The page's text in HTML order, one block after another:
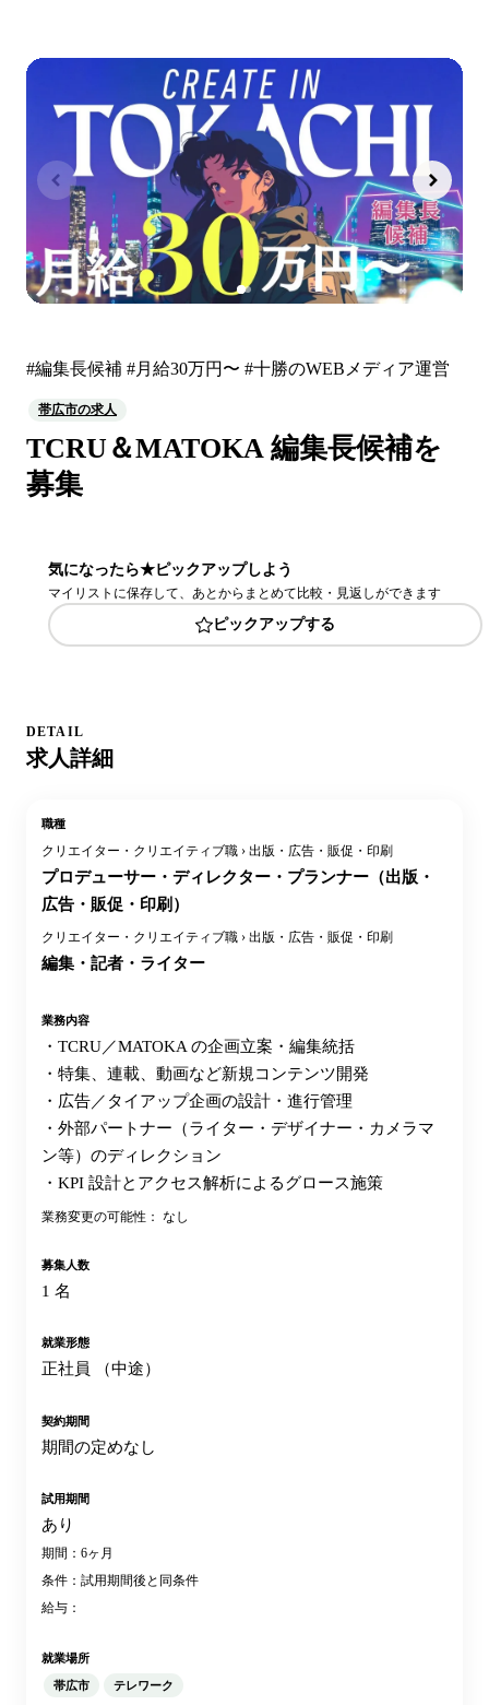
#編集長候補 #月給30万円〜 #十勝のWEBメディア運営
帯広市の求人
TCRU＆MATOKA 編集長候補を
募集
気になったら★ピックアップしよう
マイリストに保存して、あとからまとめて比較・見返しができます
ピックアップする
DETAIL
求人詳細
職種
クリエイター・クリエイティブ職 › 出版・広告・販促・印刷
プロデューサー・ディレクター・プランナー（出版・
広告・販促・印刷）
クリエイター・クリエイティブ職 › 出版・広告・販促・印刷
編集・記者・ライター
業務内容
・TCRU／MATOKA の企画立案・編集統括
・特集、連載、動画など新規コンテンツ開発
・広告／タイアップ企画の設計・進行管理
・外部パートナー（ライター・デザイナー・カメラマ
ン等）のディレクション
・KPI 設計とアクセス解析によるグロース施策
業務変更の可能性： なし
募集人数
1 名
就業形態
正社員 （中途）
契約期間
期間の定めなし
試用期間
あり
期間：6ヶ月
条件：試用期間後と同条件
給与：
就業場所
帯広市 テレワーク